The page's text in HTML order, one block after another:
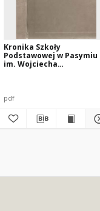
Kronika Szkoły
Podstawowej w Pasymiu
im. Wojciecha
pdf